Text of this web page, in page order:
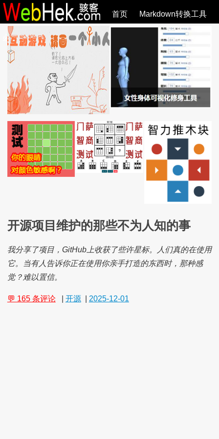
首页 Markdown转换工具
必观作品 SVG教程 SVG手册 全部文章
开源项目维护的那些不为人知的事
我分享了项目，GitHub上收获了些许星标。人们真的在使用
它。当有人告诉你正在使用你亲手打造的东西时，那种感
觉？难以置信。
💬 165 条评论 开源 2025-12-01